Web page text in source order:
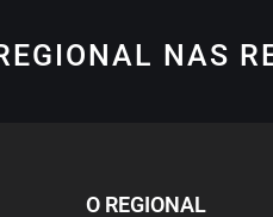
NAS
O REGIONAL